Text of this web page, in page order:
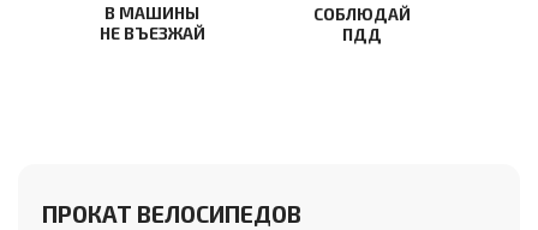
В МАШИНЫ
НЕ ВЪЕЗЖАЙ
СОБЛЮДАЙ
ПДД
ПРОКАТ ВЕЛОСИПЕДОВ